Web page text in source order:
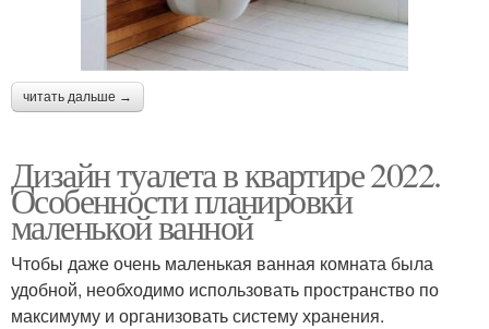
читать дальше →
Дизайн туалета в квартире 2022.
Особенности планировки
маленькой ванной
Чтобы даже очень маленькая ванная комната была
удобной, необходимо использовать пространство по
максимуму и организовать систему хранения.